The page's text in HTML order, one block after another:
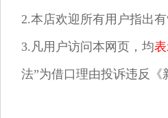
2.本店欢迎所有用户指出
3.凡用户访问本网页，均
法”为借口理由投诉违反《